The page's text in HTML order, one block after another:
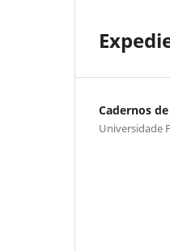
Cadernos
Universidade